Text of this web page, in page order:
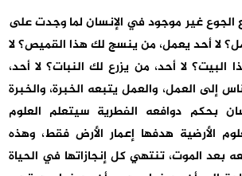
الجوع غير موجود في الإنسان لما وجدت على
لا أحد يعمل، من ينسج لك هذا القميص؟ لا
لا أحد، من يزرع لك النبات؟ لا أحد،
إلى العمل، والعمل يتبعه الخبرة، والخبرة
بحكم دوافعه الفطرية سيتعلم العلوم
الأرضية هدفها إعمار الأرض فقط، وهذه
بعد الموت، تنتهي كل إنجازاتها في الحياة